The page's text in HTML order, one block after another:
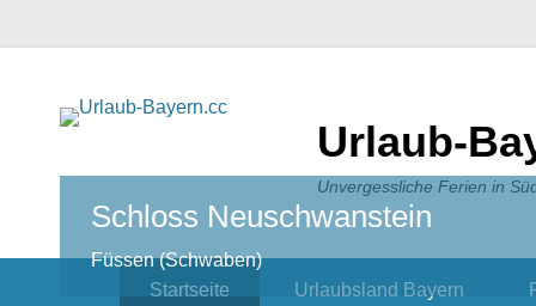
Urlaub-
Unvergessliche Ferien in
Startseite Urlaubsland Bayern
Schloss Neuschwanstein
Füssen (Schwaben)